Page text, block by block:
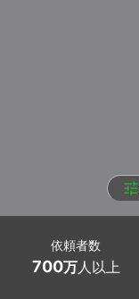
依頼者数
700万人以上